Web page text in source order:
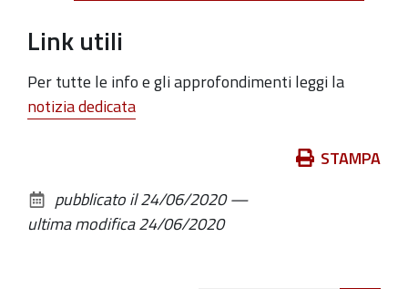
e
del
Comitato
Link utili
Per tutte le info e gli approfondimenti leggi la
notizia dedicata
documento
STAMPA
pubblicato il24/06/2020—
ultima modifica24/06/2020